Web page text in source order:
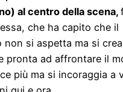
al centro della scena,
che ha capito che il
non si aspetta ma si
pronta ad affrontare il
più ma si incoraggia a